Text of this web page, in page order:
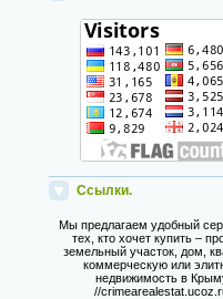
Ссылки.
Мы предлагаем удобный
тех, кто хочет купить –
земельный участок, дом,
коммерческую или
недвижимость в
//